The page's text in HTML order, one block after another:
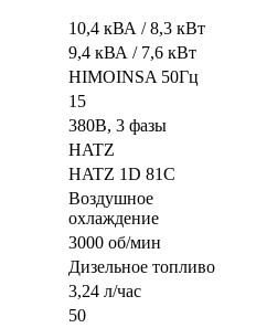
10,4 кВА / 8,3 кВт
9,4 кВА / 7,6 кВт
HIMOINSA 50Гц
15
380В, 3 фазы
HATZ
HATZ 1D 81C
Воздушное
охлаждение
3000 об/мин
Дизельное топливо
3,24 л/час
50